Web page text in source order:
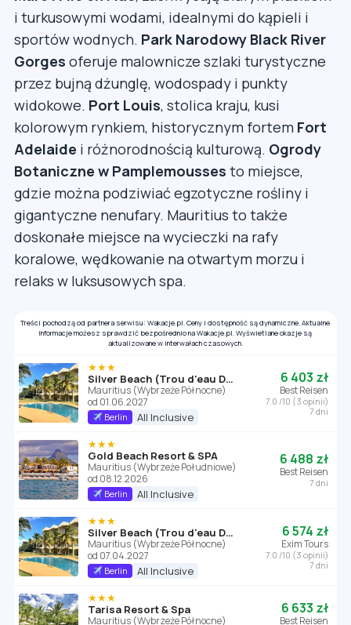
i turkusowymi wodami, idealnymi do kąpieli i
sportów wodnych. Park Narodowy Black River
Gorges oferuje malownicze szlaki turystyczne
przez bujną dżunglę, wodospady i punkty
widokowe. Port Louis, stolica kraju, kusi
kolorowym rynkiem, historycznym fortem Fort
Adelaide i różnorodnością kulturową. Ogrody
Botaniczne w Pamplemousses to miejsce,
gdzie można podziwiać egzotyczne rośliny i
gigantyczne nenufary. Mauritius to także
doskonałe miejsce na wycieczki na rafy
koralowe, wędkowanie na otwartym morzu i
relaks w luksusowych spa.
Treści pochodzą od partnera serwisu: Wakacje.pl. Ceny i dostępność są dynamiczne. Aktualne
informacje możesz sprawdzić bezpośrednio na Wakacje.pl. Wyświetlane okazje są
aktualizowane w interwałach czasowych.
★★★
Silver Beach (Trou d'eau Douce)
Mauritius (Wybrzeże Północne)
od 01.06.2027
Berlin All Inclusive
6 403 zł
Best Reisen
7.0 /10 (3 opinii)
7 dni
★★★
Gold Beach Resort & SPA
Mauritius (Wybrzeże Południowe)
od 08.12.2026
Berlin All Inclusive
6 488 zł
Best Reisen
7 dni
★★★
Silver Beach (Trou d'eau Douce)
Mauritius (Wybrzeże Północne)
od 07.04.2027
Berlin All Inclusive
6 574 zł
Exim Tours
7.0 /10 (3 opinii)
7 dni
★★★
Tarisa Resort & Spa
Mauritius (Wybrzeże Północne)
6 633 zł
Best Reisen